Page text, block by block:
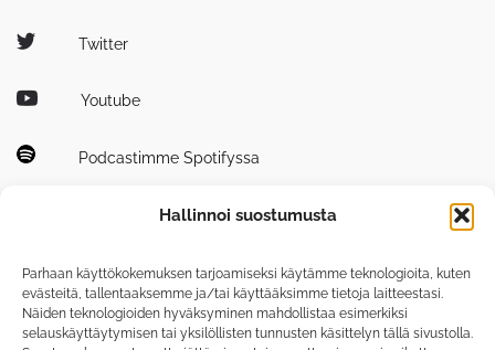
Hallinnoi suostumusta
Parhaan käyttökokemuksen tarjoamiseksi käytämme teknologioita, kuten
evästeitä, tallentaaksemme ja/tai käyttääksimme tietoja laitteestasi.
Näiden teknologioiden hyväksyminen mahdollistaa esimerkiksi
selauskäyttäytymisen tai yksilöllisten tunnusten käsittelyn tällä sivustolla.
Twitter
Youtube
Podcastimme Spotifyssa
Tutustu myös